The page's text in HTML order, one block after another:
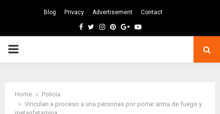
Blog Privacy Advertisement Contact
Facebook
TwitterInstagram
Pinterest
GoogleYoutube
PRIMARY
Home
Policía
Vinculan a proceso a una personas por portar arma de fuego y